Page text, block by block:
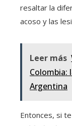
resaltar la
acoso y las
Leer más
Colombia:
Argentina
Entonces, si